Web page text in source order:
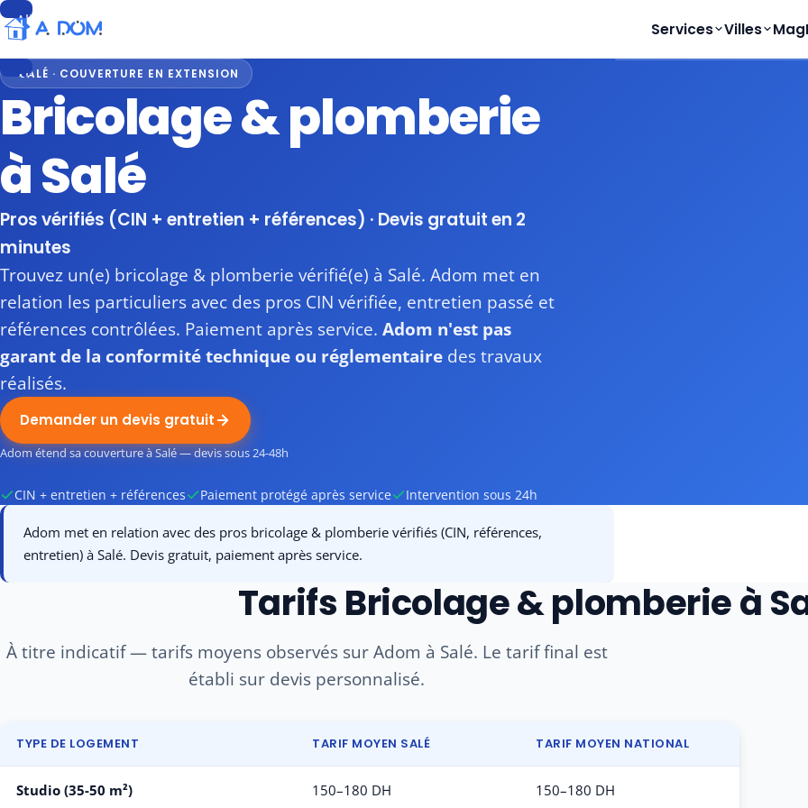
Aller
au
contenu
Services Villes Mag
Aller
au
contenu
SALÉ · COUVERTURE EN EXTENSION
Bricolage & plomberie
à Salé
Pros vérifiés (CIN + entretien + références) · Devis gratuit en 2
minutes
Trouvez un(e) bricolage & plomberie vérifié(e) à Salé. Adom met en
relation les particuliers avec des pros CIN vérifiée, entretien passé et
références contrôlées. Paiement après service. Adom n'est pas
garant de la conformité technique ou réglementaire des travaux
réalisés.
Demander un devis gratuit
Adom étend sa couverture à Salé — devis sous 24-48h
CIN + entretien + références Paiement protégé après service Intervention sous 24h
Adom met en relation avec des pros bricolage & plomberie vérifiés (CIN, références,
entretien) à Salé. Devis gratuit, paiement après service.
Tarifs Bricolage & plomberie à
À titre indicatif — tarifs moyens observés sur Adom à Salé. Le tarif final est
établi sur devis personnalisé.
TYPE DE LOGEMENT TARIF MOYEN SALÉ TARIF MOYEN NATIONAL
Studio (35-50 m²) 150–180 DH 150–180 DH